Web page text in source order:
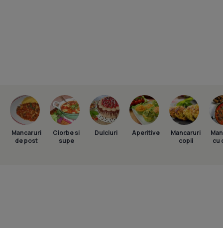
Mancaruri
de post
Ciorbe si
supe
Dulciuri Aperitive
Mancaruri
copii
cu